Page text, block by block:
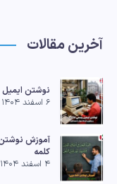
آخرین مقالات
نوشتن ایمیل
۶ اسفند ۱۴۰۴
آموزش
کلمه
۴ اسفند ۱۴۰۴